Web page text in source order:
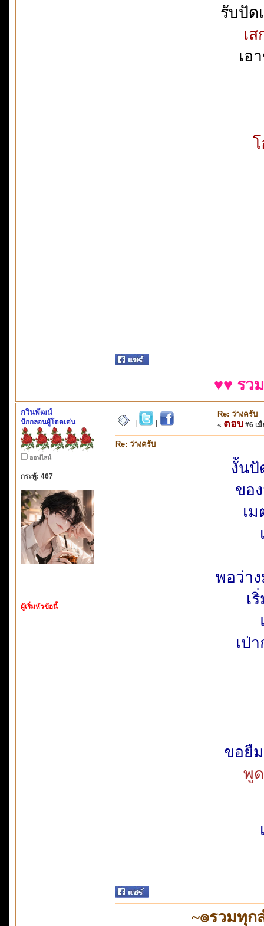
รับปัด
เ
เอ
♥♥ รว
กวินพัฒน์
นักกลอนผู้โดดเด่น
ออฟไลน์
กระทู้: 467
ผู้เริ่มหัวข้อนี้
Re: ว่างครับ
« ตอบ #6 เมื่
Re: ว่างครับ
งั้นปั
ขอ
เ
พอว่า
เ
เป่
ขอยื
พู
~๏รวมทุ